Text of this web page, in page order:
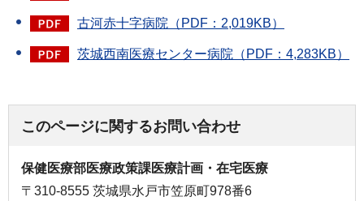
古河赤十字病院（PDF：2,019KB）
茨城西南医療センター病院（PDF：4,283KB）
このページに関するお問い合わせ
保健医療部医療政策課医療計画・在宅医療
〒310-8555 茨城県水戸市笠原町978番6